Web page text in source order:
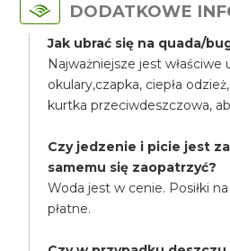
DODATKOWE
Jak ubrać się na quada/
Najważniejsze jest właściwe
okulary,czapka, ciepła
kurtka przeciwdeszczowa,
Czy jedzenie i picie jest
samemu się zaopatrzyć?
Woda jest w cenie. Posiłki
płatne.